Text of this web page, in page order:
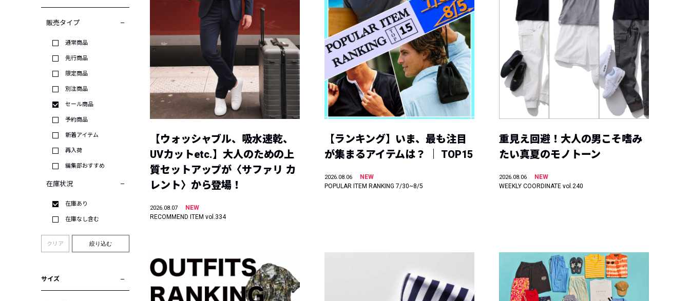
販売タイプ
通常商品
先行商品
限定商品
別注商品
セール商品
予約商品
新着アイテム
再入荷
編集部おすすめ
在庫状況
在庫あり
在庫なし含む
クリア 絞り込む
サイズ
【ウォッシャブル、吸水速乾、
UVカットetc.】大人のための上
質セットアップが〈サファリ カ
レント〉から登場！
2026.08.07
NEW
RECOMMEND ITEM vol.334
【ランキング】いま、最も注目
が集まるアイテムは？ ｜ TOP15
2026.08.06
NEW
POPULAR ITEM RANKING 7/30~8/5
重見え回避！大人の男こそ嗜み
たい真夏のモノトーン
2026.08.06
NEW
WEEKLY COORDINATE vol.240